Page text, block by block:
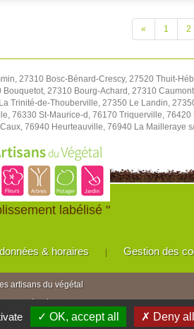
« 1 2
27310 Bosc-Bénard-Crescy, 27520 Thuit-
27310 Bourg-Achard, 27310
Trinité-de-Thouberville, 27350 Le Landin,
76330 St-Maurice-d, 76170 Triquerville,
76940 Heurteauville, 76940 La Mailleraye
labélisé "
& horaires Gestion des
artisans du végétal
et pépinièristes de France
WEBEnseignes
✓ OK, accept all ✗ Deny